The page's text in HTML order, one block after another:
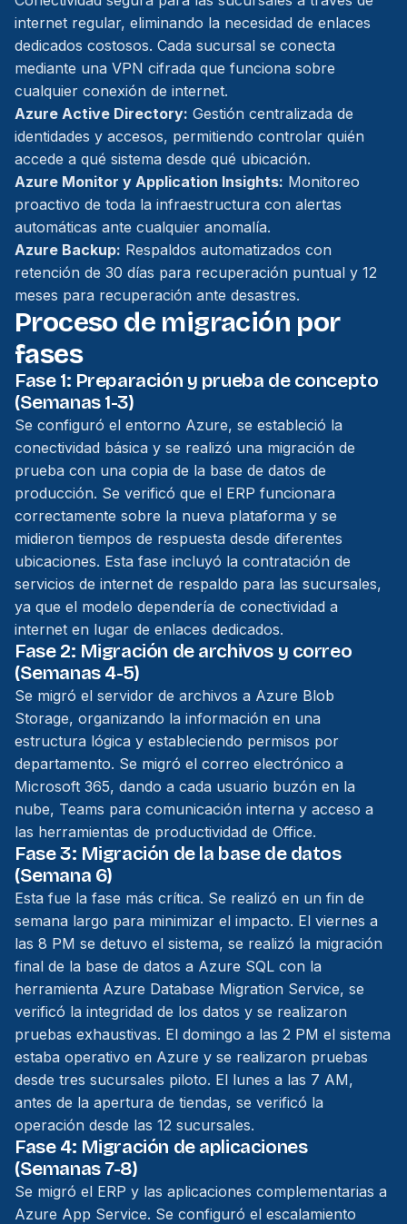
internet regular, eliminando la necesidad de enlaces
dedicados costosos. Cada sucursal se conecta
mediante una VPN cifrada que funciona sobre
cualquier conexión de internet.
Azure Active Directory: Gestión centralizada de
identidades y accesos, permitiendo controlar quién
accede a qué sistema desde qué ubicación.
Azure Monitor y Application Insights: Monitoreo
proactivo de toda la infraestructura con alertas
automáticas ante cualquier anomalía.
Azure Backup: Respaldos automatizados con
retención de 30 días para recuperación puntual y 12
meses para recuperación ante desastres.
Proceso de migración por
fases
Fase 1: Preparación y prueba de concepto
(Semanas 1-3)
Se configuró el entorno Azure, se estableció la
conectividad básica y se realizó una migración de
prueba con una copia de la base de datos de
producción. Se verificó que el ERP funcionara
correctamente sobre la nueva plataforma y se
midieron tiempos de respuesta desde diferentes
ubicaciones. Esta fase incluyó la contratación de
servicios de internet de respaldo para las sucursales,
ya que el modelo dependería de conectividad a
internet en lugar de enlaces dedicados.
Fase 2: Migración de archivos y correo
(Semanas 4-5)
Se migró el servidor de archivos a Azure Blob
Storage, organizando la información en una
estructura lógica y estableciendo permisos por
departamento. Se migró el correo electrónico a
Microsoft 365, dando a cada usuario buzón en la
nube, Teams para comunicación interna y acceso a
las herramientas de productividad de Office.
Fase 3: Migración de la base de datos
(Semana 6)
Esta fue la fase más crítica. Se realizó en un fin de
semana largo para minimizar el impacto. El viernes a
las 8 PM se detuvo el sistema, se realizó la migración
final de la base de datos a Azure SQL con la
herramienta Azure Database Migration Service, se
verificó la integridad de los datos y se realizaron
pruebas exhaustivas. El domingo a las 2 PM el sistema
estaba operativo en Azure y se realizaron pruebas
desde tres sucursales piloto. El lunes a las 7 AM,
antes de la apertura de tiendas, se verificó la
operación desde las 12 sucursales.
Fase 4: Migración de aplicaciones
(Semanas 7-8)
Se migró el ERP y las aplicaciones complementarias a
Azure App Service. Se configuró el escalamiento